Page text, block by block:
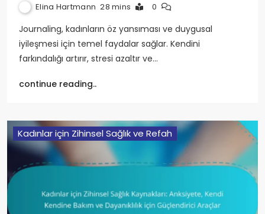
Elina Hartmann 28 mins 0
Journaling, kadınların öz yansıması ve duygusal
iyileşmesi için temel faydalar sağlar. Kendini
farkındalığı artırır, stresi azaltır ve…
continue reading..
Kadınlar için Zihinsel Sağlık ve Refah